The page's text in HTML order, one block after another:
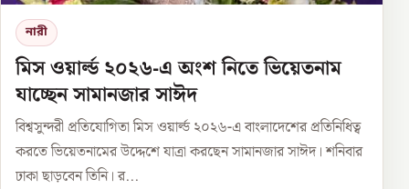
নারী
মিস ওয়ার্ল্ড ২০২৬-এ অংশ নিতে ভিয়েতনাম
যাচ্ছেন সামানজার সাঈদ
বিশ্বসুন্দরী প্রতিযোগিতা মিস ওয়ার্ল্ড ২০২৬-এ বাংলাদেশের প্রতিনিধিত্ব
করতে ভিয়েতনামের উদ্দেশে যাত্রা করছেন সামানজার সাঈদ। শনিবার
ঢাকা ছাড়বেন তিনি। র...